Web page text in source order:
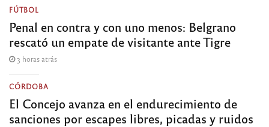
FÚTBOL
Penal en contra y con uno menos: Belgrano
rescató un empate de visitante ante Tigre
3 horas atrás
CÓRDOBA
El Concejo avanza en el endurecimiento de
sanciones por escapes libres, picadas y ruidos